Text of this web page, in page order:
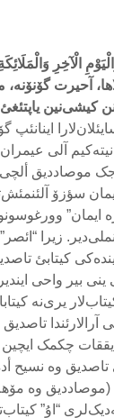
الْآخِرِ
آحیرت گۆنۆنە،
کیشی‌نین
اینانئپ
نیتەکیم آلی
موصاددیق
سؤزۆ
زیرا
کیتابئ
بیر واحی
یری‌نە
آرالارئندا
چکمک ایچین
وە نسیح
(موصاددیق وە
“اۇ”